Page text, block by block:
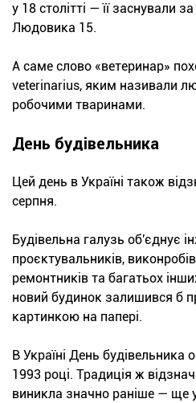
у 18 столітті — її заснували
Людовика 15.
А саме слово «ветеринар»
veterinarius, яким називали
робочими тваринами.
День будівельника
Цей день в Україні також
серпня.
Будівельна галузь об'єднує
проєктувальників,
ремонтників та багатьох
новий будинок залишився б
картинкою на папері.
В Україні День будівельника
1993 році. Традиція ж
виникла значно раніше — ще